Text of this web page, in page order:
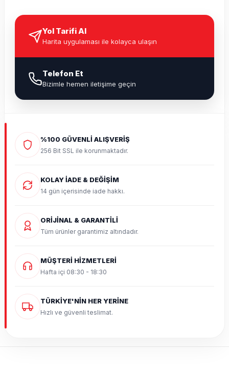
Yol Tarifi Al
Harita uygulaması ile kolayca ulaşın
Telefon Et
Bizimle hemen iletişime geçin
%100 GÜVENLİ ALIŞVERİŞ
256 Bit SSL ile korunmaktadır.
KOLAY İADE & DEĞİŞİM
14 gün içerisinde iade hakkı.
ORİJİNAL & GARANTİLİ
Tüm ürünler garantimiz altındadır.
MÜŞTERİ HİZMETLERİ
Hafta içi 08:30 - 18:30
TÜRKİYE'NİN HER YERİNE
Hızlı ve güvenli teslimat.